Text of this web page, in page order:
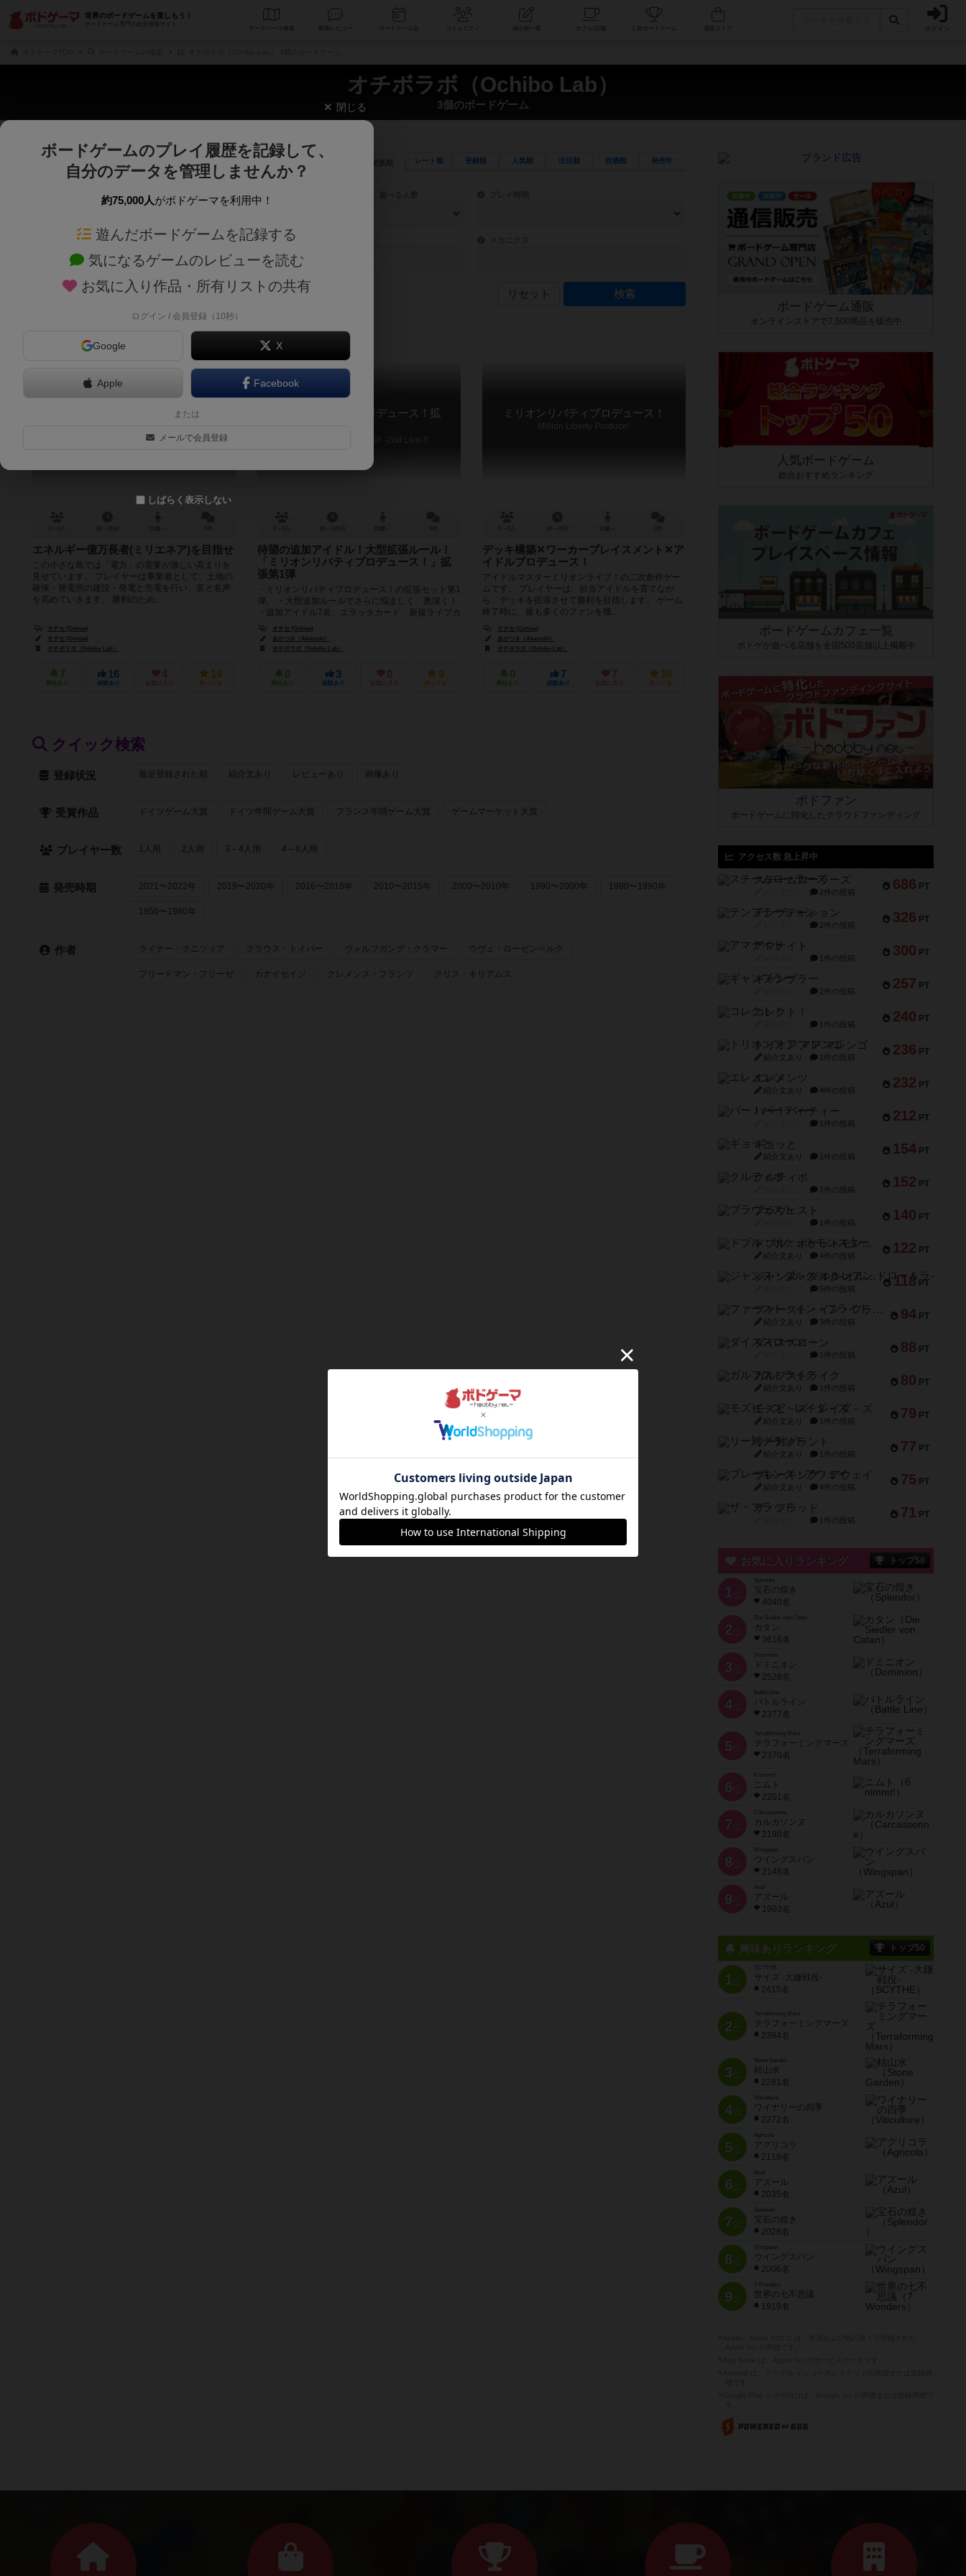
世界のボードゲームを楽しもう！
ボードゲーム専門の総合情報サイト
データベース コミュニティ 人気ボードゲーム ログイン
オチボラボ（Ochibo Lab）
3個のボードゲーム
じっくり表示 レート順 登録順 人気順 注目順 投稿数 発売年
商品名、商品説明文、デザイナー名、テーマ名、メカニクス名を対象にフリーワード検索ができます。
ゲームデザイナー名を指定して検索できます。
ゲームデザイナー 目安となる所要時間を指定することができます。マニュアルを読む時間や参加者へのルール説明時間は含まれていないため、初めて
対象年齢を指定します。 世界観や登場人物などモチーフ・ストーリーを指定することができます。直感的にゲームシステムを理解できるよう、中世ファンタジー・クッキング・海賊同士の対決など、ゲームコンセプトを絞
テーマ/フレーバー ゲーム性を構成するコアシステムです。主にボードゲームに慣れている方向けの絞込機能です。例えば「ダイスロール」はランダ
リセット
ミリエネア-電力覇権-
エネルギー億万長者(ミリエネア)を目指せ
この小さな島では「電力」の需要が激しい高まりを
見せています。 プレイヤーは事業者として、土地の
確保・発電所の建設・発電と売電を行い、富と名声
を高めていきます。 勝利のため...
オチセ (Ochise)
オチセ (Ochise)
オチボラボ（Ochibo Lab）
7
興味あり
16
経験あり
4
お気に入り
19
持ってる
ミリオンリバティプロデュース！拡
Million Liberty Produce! -2nd Live-!!
待望の追加アイドル！大型拡張ルール！
「ミリオンリバティプロデュース！」拡
張第1弾
・ミリオンリバティプロデュース！の拡張セット第1
弾。 ・大型追加ルールでさらに悩ましく、奥深く！
・追加アイドル7名、エラッタカード、新規ライブカ
ードも収録。
オチセ (Ochise)
あかつき（Akatsuki）
オチボラボ（Ochibo Lab）
0
興味あり
3
経験あり
0
お気に入り
9
持ってる
ミリオンリバティプロデュース！
Million Liberty Produce!
デッキ構築✕ワーカープレイスメント✕ア
イドルプロデュース！
アイドルマスターミリオンライブ！の二次創作ゲー
ムです。 プレイヤーは、担当アイドルを育てなが
ら、デッキを拡張させて勝利を目指します。 ゲーム
終了時に、最も多くのファンを獲...
オチセ (Ochise)
あかつき（Akatsuki）
オチボラボ（Ochibo Lab）
0
興味あり
7
経験あり
7
お気に入り
16
持ってる
クイック検索
登録状況 最近登録された順 紹介文あり レビューあり 画像あり
受賞作品 ドイツゲーム大賞 ドイツ年間ゲーム大賞 フランス年間ゲーム大賞 ゲームマーケット大賞
プレイヤー数 1人用 2人用 3～4人用 4～8人用
発売時期 2021〜2022年 2019〜2020年 2016〜2018年 2010〜2015年 2000〜2010年 1990〜2000年 1980〜1990年
1950〜1980年
作者 ライナー・クニツィア クラウス・トイバー ヴォルフガング・クラマー ウヴェ・ローゼンベルク
フリードマン・フリーゼ カナイセイジ クレメンス・フランツ クリス・キリアムス
ボードゲーム通販
オンラインストアで7,500商品を販売中
人気ボードゲーム
総合おすすめランキング
ボードゲームカフェ一覧
ボドゲが遊べる店舗を全国500店舗以上掲載中
ボドファン
ボードゲームに特化したクラウドファンディング
アクセス数 急上昇中
686 PT
スチームローラーズ
2件の投稿
326 PT
テンプテーション
2件の投稿
300 PT
アマナイト
1件の投稿
257 PT
ギャンブラー
2件の投稿
240 PT
コレクト！
1件の投稿
236 PT
トリオンフ ア マレンゴ
紹介文あり 1件の投稿
232 PT
エレメンツ
紹介文あり 4件の投稿
212 PT
バー！パーティー
1件の投稿
154 PT
ギョッと
紹介文あり 1件の投稿
152 PT
クルティボ
1件の投稿
140 PT
ブラヴェスト
1件の投稿
122 PT
ドブル：ポケットモンスター
紹介文あり 4件の投稿
118 PT
ジャンヌ・ダルク-オルレアン ドロー＆ライト
5件の投稿
94 PT
ファースト・イン・フライト
紹介文あり 3件の投稿
88 PT
ダイススローン
1件の投稿
80 PT
ガルフストライク
紹介文あり 1件の投稿
79 PT
モズビ－ズ・レイダ－ズ
紹介文あり 1件の投稿
77 PT
リー対グラント
紹介文あり 1件の投稿
75 PT
ブレーキング・アウェイ
紹介文あり 4件の投稿
71 PT
ザ・フラッド
1件の投稿
お気に入りランキング トップ50
1 位
宝石の煌き
4040名
2 位
Die Siedler von Catan
カタン
3616名
3 位
ドミニオン
2528名
4位
Battle Line
バトルライン
2377名
5 位
Terraforming Mars
テラフォーミングマーズ
2370名
6 位
ニムト
2201名
7 位
Carcassonne
カルカソンヌ
2190名
8 位
Wingspan
ウイングスパン
2148名
9 位
Azul
アズール
1903名
興味ありランキング トップ50
1位
SCYTHE
サイズ -大鎌戦役-
2415名
2位
Terraforming Mars
テラフォーミングマーズ
2394名
3位
Stone Garden
枯山水
2281名
4位
Viticulture
ワイナリーの四季
2272名
5位
Agricola
アグリコラ
2119名
6位
Azul
アズール
2035名
7位
宝石の煌き
2028名
8位
Wingspan
ウイングスパン
2006名
9位
7 Wonders
世界の七不思議
1919名
閉じる
ボードゲームのプレイ履歴を記録して、
自分のデータを管理しませんか？
約75,000人がボドゲーマを利用中！
遊んだボードゲームを記録する
気になるゲームのレビューを読む
お気に入り作品・所有リストの共有
ログイン / 会員登録（10秒）
Google X
Apple Facebook
または
メールで会員登録
しばらく表示しない